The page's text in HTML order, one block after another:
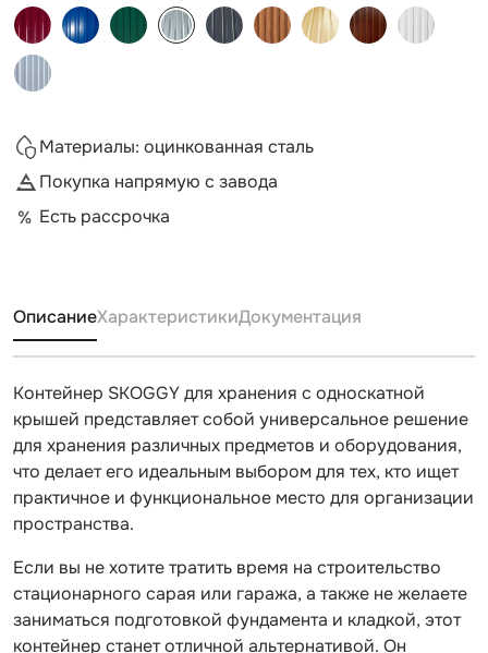
Материалы: оцинкованная сталь
Покупка напрямую с завода
Есть рассрочка
ОписаниеХарактеристикиДокументация
Контейнер SKOGGY для хранения с односкатной
крышей представляет собой универсальное решение
для хранения различных предметов и оборудования,
что делает его идеальным выбором для тех, кто ищет
практичное и функциональное место для организации
пространства.
Если вы не хотите тратить время на строительство
стационарного сарая или гаража, а также не желаете
заниматься подготовкой фундамента и кладкой, этот
контейнер станет отличной альтернативой. Он